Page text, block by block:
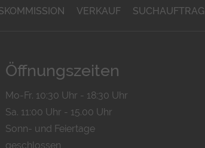
VERKAUF SUCHAUFTRAG
Öffnungszeiten
Mo-Fr. 10:30 Uhr - 18:30 Uhr
Sa. 11:00 Uhr - 15.00 Uhr
Sonn- und Feiertage
geschlossen